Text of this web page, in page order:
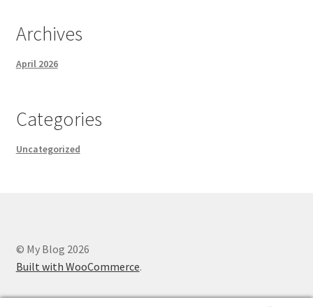
Archives
April 2026
Categories
Uncategorized
© My Blog 2026
Built with WooCommerce.